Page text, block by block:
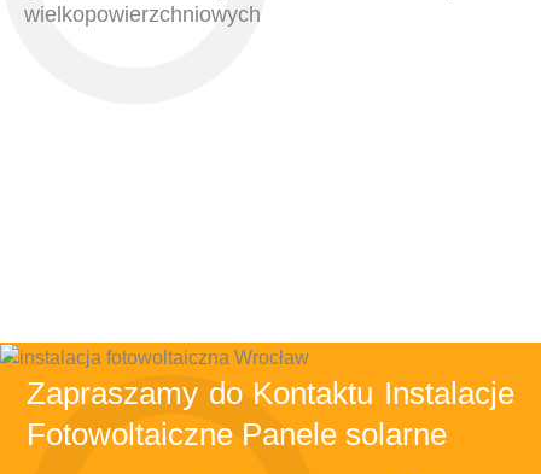
wielkopowierzchniowych
Zapraszamy do Kontaktu Instalacje
Fotowoltaiczne Panele solarne